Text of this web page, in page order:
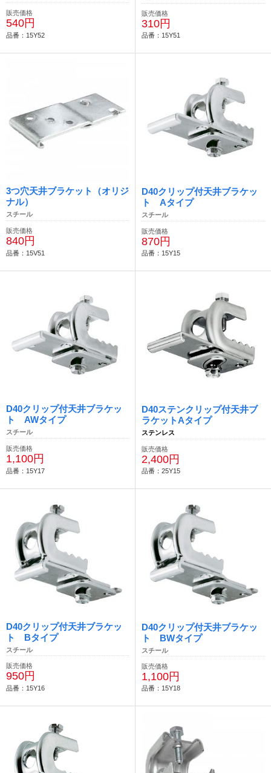
販売価格
540円
品番：15Y52
販売価格
310円
品番：15Y51
3つ穴天井ブラケット（オリジ
ナル）
スチール
販売価格
840円
品番：15V51
D40クリップ付天井ブラケッ
ト Aタイプ
スチール
販売価格
870円
品番：15Y15
D40クリップ付天井ブラケッ
ト AWタイプ
スチール
販売価格
1,100円
品番：15Y17
D40ステンクリップ付天井ブ
ラケットAタイプ
ステンレス
販売価格
2,400円
品番：25Y15
D40クリップ付天井ブラケッ
ト Bタイプ
スチール
販売価格
950円
品番：15Y16
D40クリップ付天井ブラケッ
ト BWタイプ
スチール
販売価格
1,100円
品番：15Y18